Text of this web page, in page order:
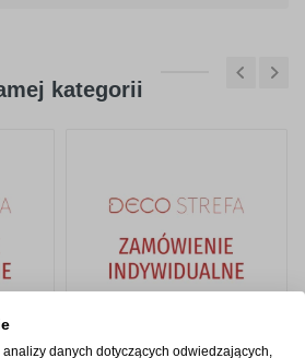
kategorii
danych dotyczących odwiedzających,